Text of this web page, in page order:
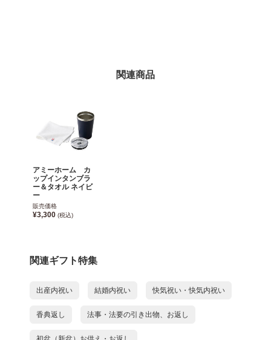
関連商品
アミーホーム カ
ップインタンブラ
ー＆タオル ネイビ
ー
販売価格
¥3,300 (税込)
関連ギフト特集
出産内祝い 結婚内祝い 快気祝い・快気内祝い
香典返し 法事・法要の引き出物、お返し